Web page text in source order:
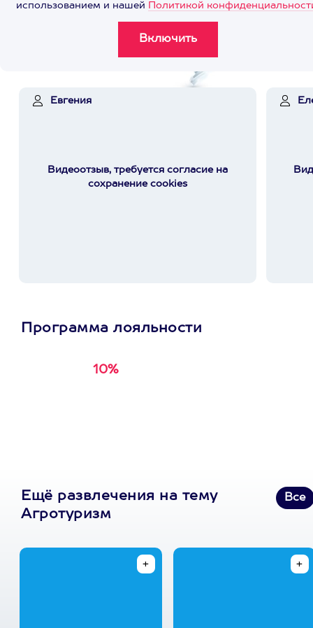
использованием и нашей Политикой
Евгения
Видеоотзыв, требуется согласие на
сохранение cookies
Программа лояльности
10%
Ещё развлечения на тему
Агротуризм
Все